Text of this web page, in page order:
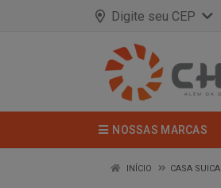
Digite seu CEP
NOSSAS MARCAS
INÍCIO CASA SUICA